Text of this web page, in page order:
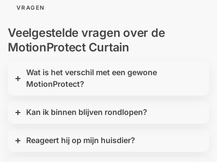
VRAGEN
Veelgestelde vragen over de
MotionProtect Curtain
Wat is het verschil met een gewone
MotionProtect?
Kan ik binnen blijven rondlopen?
Reageert hij op mijn huisdier?